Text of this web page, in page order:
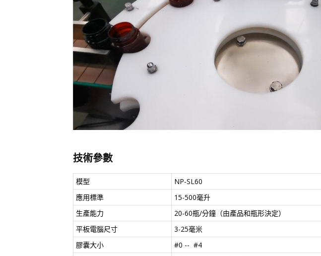
技術參數
模型
NP-SL60
應用標準
15-500毫升
生產能力
20-60瓶/分鐘（由產品和瓶形決定）
平板電腦尺寸
3-25毫米
膠囊大小
#0 -- #4